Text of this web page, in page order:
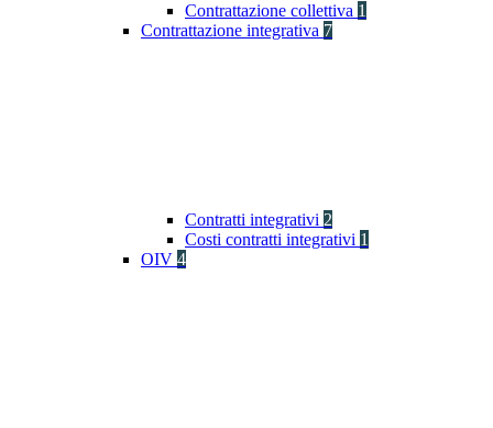
Contrattazione collettiva 1
Contrattazione integrativa 7
Contratti integrativi 2
Costi contratti integrativi 1
OIV 4